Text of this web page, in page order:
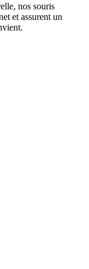
nos souris
et assurent un